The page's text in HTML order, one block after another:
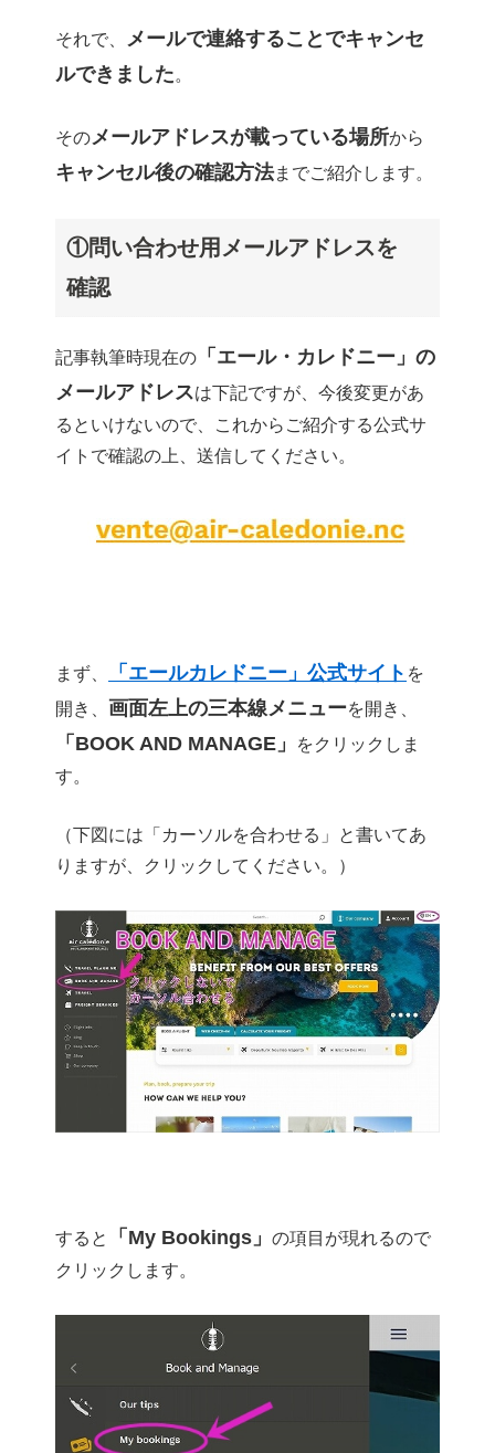
それで、
メールで連絡することでキャンセ
ルできました。
そのメールアドレスが載っている場所から
キャンセル後の確認方法までご紹介します。
①問い合わせ用メールアドレスを
確認
記事執筆時現在の 「エール・カレドニー」の
メールアドレスは下記ですが、今後変更があ
るといけないので、これからご紹介する公式サ
イトで確認の上、送信してください。
まず、 「エールカレドニー」公式サイト を
開き、 画面左上の三本線メニューを開き、
「BOOK AND MANAGE」
をクリックしま
す。
（下図には「カーソルを合わせる」と書いてあ
りますが、クリックしてください。）
すると 「My Bookings」 の項目が現れるので
クリックします。